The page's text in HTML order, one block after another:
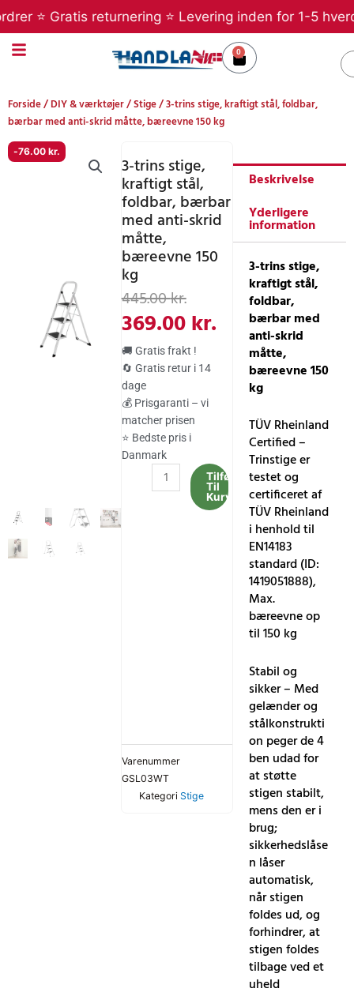
til
indholdet
Gratis returnering ⭐ Levering inden for 1-5
0
Kurv
Forside/DIY & værktøjer/Stige/ 3-trins stige, kraftigt stål, foldbar,
bærbar med anti-skrid måtte, bæreevne 150 kg
-76.00 kr.
3-trins stige,
kraftigt stål,
foldbar, bærbar
med anti-skrid
måtte,
bæreevne 150
kg
445.00kr.Den
oprindelige
pris
var:
445.00 kr..
369.00kr.
Den
aktuelle
pris
369.00 kr..
🚚 Gratis frakt !
🔄 Gratis retur i 14
dage
💰 Prisgaranti – vi
matcher prisen
⭐ Bedste pris i
Danmark
kraftigt
Tilføj
Til
Kurv
Varenummer
GSL03WT
Kategori Stige
Beskrivelse
Yderligere
information
3-trins stige,
kraftigt stål,
foldbar,
bærbar med
anti-skrid
måtte,
bæreevne 150
kg
TÜV Rheinland
Certified –
Trinstige er
testet og
certificeret af
TÜV Rheinland
i henhold til
EN14183
standard (ID:
1419051888),
Max.
bæreevne op
til 150 kg
Stabil og
sikker – Med
gelænder og
stålkonstrukti
on peger de 4
ben udad for
at støtte
stigen stabilt,
mens den er i
brug;
sikkerhedslåse
n låser
automatisk,
når stigen
foldes ud, og
forhindrer, at
stigen foldes
tilbage ved et
uheld